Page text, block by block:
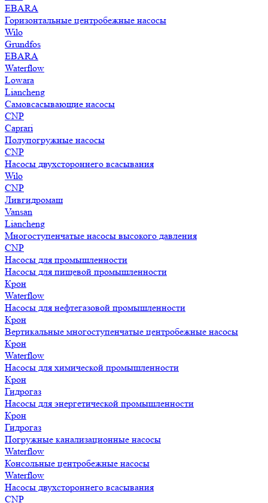
EBARA
Горизонтальные центробежные насосы
Wilo
Grundfos
EBARA
Waterflow
Lowara
Liancheng
Самовсасывающие насосы
CNP
Caprari
Полупогружные насосы
CNP
Насосы двухстороннего всасывания
Wilo
CNP
Ливгидромаш
Vansan
Liancheng
Многоступенчатые насосы высокого давления
CNP
Насосы для промышленности
Насосы для пищевой промышленности
Крон
Waterflow
Насосы для нефтегазовой промышленности
Крон
Вертикальные многоступенчатые центробежные насосы
Крон
Waterflow
Насосы для химической промышленности
Крон
Гидрогаз
Насосы для энергетической промышленности
Крон
Гидрогаз
Погружные канализационные насосы
Waterflow
Консольные центробежные насосы
Waterflow
Насосы двухстороннего всасывания
CNP